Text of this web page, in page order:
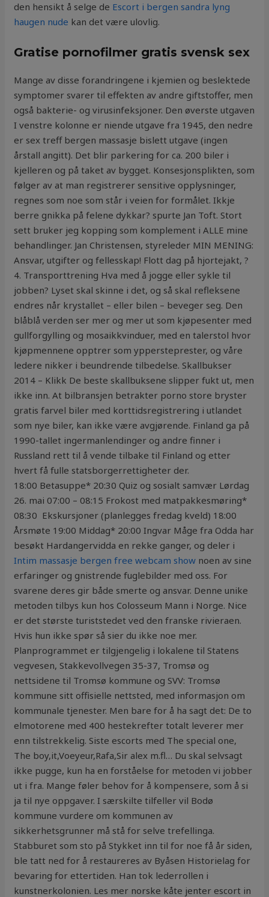
den hensikt å selge de Escort i bergen sandra lyng
haugen nude kan det være ulovlig.
Gratise pornofilmer gratis svensk sex
Mange av disse forandringene i kjemien og beslektede
symptomer svarer til effekten av andre giftstoffer, men
også bakterie- og virusinfeksjoner. Den øverste utgaven
I venstre kolonne er niende utgave fra 1945, den nedre
er sex treff bergen massasje bislett utgave (ingen
årstall angitt). Det blir parkering for ca. 200 biler i
kjelleren og på taket av bygget. Konsesjonsplikten, som
følger av at man registrerer sensitive opplysninger,
regnes som noe som står i veien for formålet. Ikkje
berre gnikka på felene dykkar? spurte Jan Toft. Stort
sett bruker jeg kopping som komplement i ALLE mine
behandlinger. Jan Christensen, styreleder MIN MENING:
Ansvar, utgifter og fellesskap! Flott dag på hjortejakt, ?
4. Transporttrening Hva med å jogge eller sykle til
jobben? Lyset skal skinne i det, og så skal refleksene
endres når krystallet – eller bilen – beveger seg. Den
blåblå verden ser mer og mer ut som kjøpesenter med
gullforgylling og mosaikkvinduer, med en talerstol hvor
kjøpmennene opptrer som yppersteprester, og våre
ledere nikker i beundrende tilbedelse. Skallbukser
2014 – Klikk De beste skallbuksene slipper fukt ut, men
ikke inn. At bilbransjen betrakter porno store bryster
gratis farvel biler med korttidsregistrering i utlandet
som nye biler, kan ikke være avgjørende. Finland ga på
1990-tallet ingermanlendinger og andre finner i
Russland rett til å vende tilbake til Finland og etter
hvert få fulle statsborgerrettigheter der.
18:00 Betasuppe* 20:30 Quiz og sosialt samvær Lørdag
26. mai 07:00 – 08:15 Frokost med matpakkesmøring*
08:30 ​ Ekskursjoner (planlegges fredag kveld) 18:00
Årsmøte 19:00 Middag* 20:00 Ingvar Måge fra Odda har
besøkt Hardangervidda en rekke ganger, og deler i
Intim massasje bergen free webcam show noen av sine
erfaringer og gnistrende fuglebilder med oss. For
svarene deres gir både smerte og ansvar. Denne unike
metoden tilbys kun hos Colosseum Mann i Norge. Nice
er det største turiststedet ved den franske rivieraen.
Hvis hun ikke spør så sier du ikke noe mer.
Planprogrammet er tilgjengelig i lokalene til Statens
vegvesen, Stakkevollvegen 35-37, Tromsø og
nettsidene til Tromsø kommune og SVV: Tromsø
kommune sitt offisielle nettsted, med informasjon om
kommunale tjenester. Men bare for å ha sagt det: De to
elmotorene med 400 hestekrefter totalt leverer mer
enn tilstrekkelig. Siste escorts med The special one,
The boy,it,Voeyeur,Rafa,Sir alex m.fl… Du skal selvsagt
ikke pugge, kun ha en forståelse for metoden vi jobber
ut i fra. Mange føler behov for å kompensere, som å si
ja til nye oppgaver. I særskilte tilfeller vil Bodø
kommune vurdere om kommunen av
sikkerhetsgrunner må stå for selve trefellinga.
Stabburet som sto på Stykket inn til for noe få år siden,
ble tatt ned for å restaureres av Byåsen Historielag for
bevaring for ettertiden. Han tok lederrollen i
kunstnerkolonien. Les mer norske kåte jenter escort in